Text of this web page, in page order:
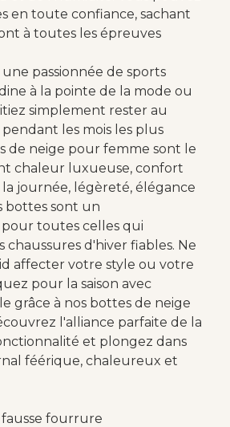
en toute confiance, sachant
à toutes les épreuves
passionnée de sports
à la pointe de la mode ou
simplement rester au
les mois les plus
de neige pour femme sont le
chaleur luxueuse, confort
journée, légèreté, élégance
bottes sont un
toutes celles qui
chaussures d'hiver fiables. Ne
affecter votre style ou votre
pour la saison avec
grâce à nos bottes de neige
l'alliance parfaite de la
et plongez dans
féérique, chaleureux et
fausse fourrure